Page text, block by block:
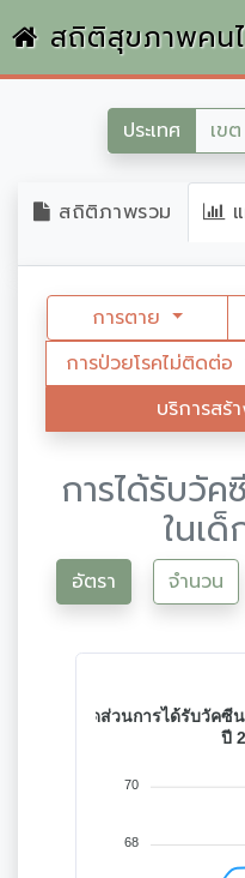
สถิติสุขภาพคน
ประเทศ เขต
สถิติภาพรวม แ
การตาย
การป่วยโรคไม่ติดต่อ
บริการสร้
การได้รับวั
ในเ
อัตรา จำนวน